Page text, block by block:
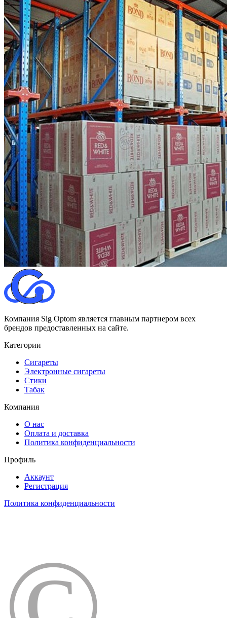
Компания Sig Optom является главным партнером всех
брендов предоставленных на сайте.
Категории
Сигареты
Электронные сигареты
Стики
Табак
Компания
О нас
Оплата и доставка
Политика конфиденциальности
Профиль
Аккаунт
Регистрация
Политика конфиденциальности